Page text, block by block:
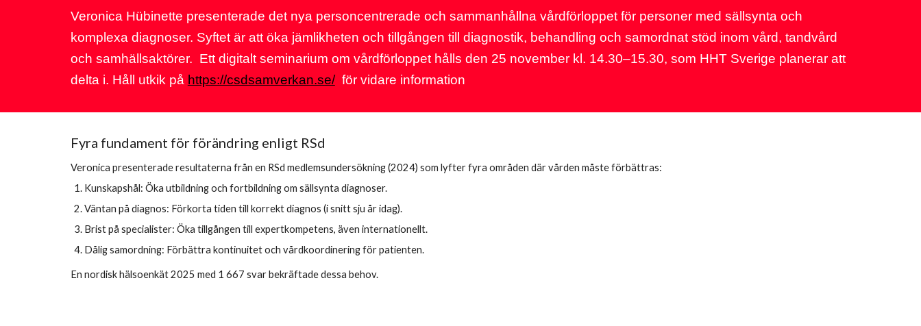
Veronica Hübinette presenterade det nya personcentrerade och sammanhållna vårdförloppet för personer med sällsynta och
komplexa diagnoser. Syftet är att öka jämlikheten och tillgången till diagnostik, behandling och samordnat stöd inom vård, tandvård
och samhällsaktörer. Ett digitalt seminarium om vårdförloppet hålls den 25 november kl. 14.30–15.30, som HHT Sverige planerar att
delta i. Håll utkik på https://csdsamverkan.se/för vidare information
Fyra fundament för förändring enligt RSd
Veronica presenterade resultaterna från en RSd medlemsundersökning (2024) som lyfter fyra områden där vården måste förbättras:
Kunskapshål: Öka utbildning och fortbildning om sällsynta diagnoser.
Väntan på diagnos: Förkorta tiden till korrekt diagnos (i snitt sju år idag).
Brist på specialister: Öka tillgången till expertkompetens, även internationellt.
Dålig samordning: Förbättra kontinuitet och vårdkoordinering för patienten.
En nordisk hälsoenkät 2025 med 1 667 svar bekräftade dessa behov.